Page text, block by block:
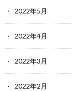
2022年5月
2022年4月
2022年3月
2022年2月